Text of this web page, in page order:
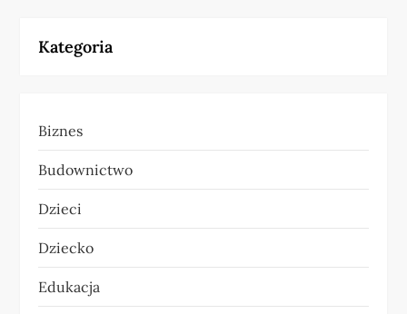
g
c
j
a
w
p
Kategoria
Biznes
Budownictwo
Dzieci
Dziecko
Edukacja